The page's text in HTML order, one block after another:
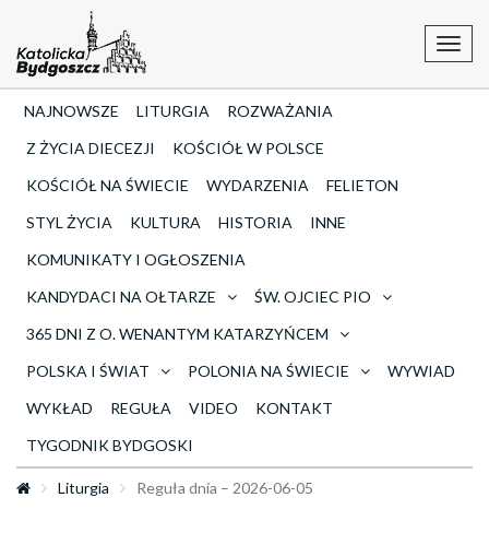
NAJNOWSZE LITURGIA
ROZWAŻANIA
Z ŻYCIA DIECEZJI
KOŚCIÓŁ W POLSCE
KOŚCIÓŁ NA ŚWIECIE
WYDARZENIA
FELIETON
STYL ŻYCIA
KULTURA HISTORIA
INNE
KOMUNIKATY I OGŁOSZENIA
KANDYDACI NA OŁTARZE
ŚW. OJCIEC PIO
365 DNI Z O. WENANTYM KATARZYŃCEM
POLSKA I ŚWIAT
POLONIA NA ŚWIECIE
WYWIAD
WYKŁAD
REGUŁA VIDEO
KONTAKT
TYGODNIK BYDGOSKI
Liturgia Reguła dnia – 2026-06-05